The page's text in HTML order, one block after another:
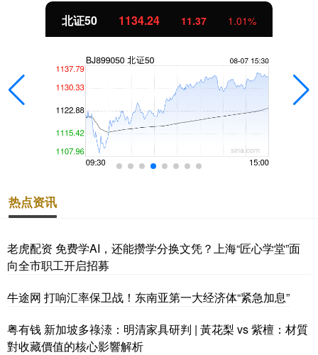
北证50 1134.24 11.37 1.01%
热点资讯
老虎配资 免费学AI，还能攒学分换文凭？上海“匠心学堂”面
向全市职工开启招募
牛途网 打响汇率保卫战！东南亚第一大经济体“紧急加息”
粤有钱 新加坡多祿溙：明清家具研判 | 黃花梨 vs 紫檀：材質
對收藏價值的核心影響解析